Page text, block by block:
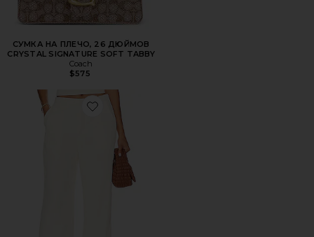
СУМКА НА ПЛЕЧО, 26 ДЮЙМОВ
CRYSTAL SIGNATURE SOFT TABBY
Coach
$575
Favorite БРЮКИ ROMA